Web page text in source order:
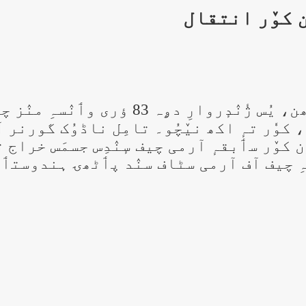
کوٚر انتقال
سٲبقہٕ آرمی چیف جنرل سندراجن
کوٗر تہٕ اکھ نیٚچُو۔ تامِل ناڈوُک
کوٚر سٲبقہٕ آرمی چیف سٕنٛدِس جسمَس خراج